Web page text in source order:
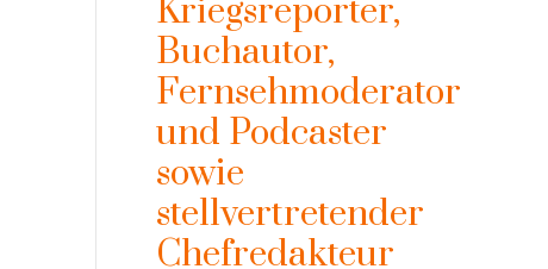
Kriegsreporter,
Buchautor,
Fernsehmoderator
und Podcaster
sowie
stellvertretender
Chefredakteur